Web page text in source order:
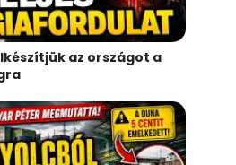
az országot a